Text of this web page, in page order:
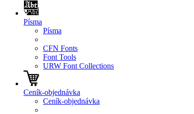
Písma
Písma
CFN Fonts
Font Tools
URW Font Collections
Ceník-objednávka
Ceník-objednávka